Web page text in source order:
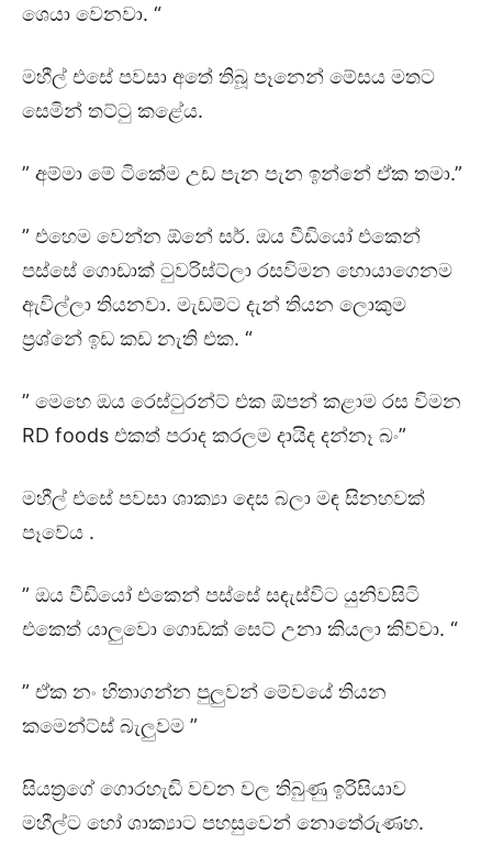
ශෙයා වෙනවා. “
මහීල් එසේ පවසා අතේ තිබූ පෑනෙන් මේසය මතට
සෙමින් තට්ටු කළේය.
” අම්මා මේ ටිකේම උඩ පැන පැන ඉන්නේ ඒක තමා.”
” එහෙම වෙන්න ඕනේ සර්. ඔය වීඩියෝ එකෙන්
පස්සේ ගොඩාක් ටුවරිස්ට්ලා රසවිමන හොයාගෙනම
ඇවිල්ලා තියනවා. මැඩම්ට දැන් තියන ලොකුම
ප්‍රශ්නේ ඉඩ කඩ නැති එක. “
” මෙහෙ ඔය රෙස්ටුරන්ට් එක ඕපන් කළාම රස විමන
RD foods එකත් පරාද කරලම දායිද දන්නෑ බං”
මහීල් එසේ පවසා ශාක්‍යා දෙස බලා මඳ සිනහවක්
පෑවේය .
” ඔය වීඩියෝ එකෙන් පස්සේ සඳැස්විට යුනිවසිටි
එකෙත් යාලුවො ගොඩක් සෙට් උනා කියලා කිව්වා. “
” ඒක නං හිතාගන්න පුලුවන් මේවයේ තියන
කමෙන්ට්ස් බැලුවම ”
සියත්‍රගේ ගොරහැඬි වචන වල තිබුණු ඉරිසියාව
මහීල්ට හෝ ශාක්‍යාට පහසුවෙන් නොතේරුණහ.